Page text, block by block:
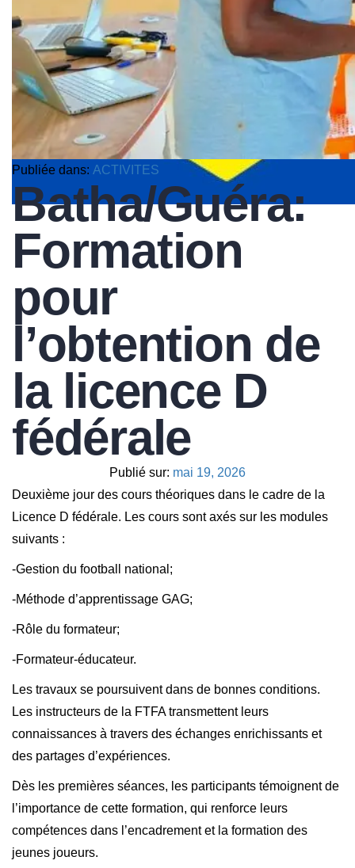
Publiée dans: ACTIVITES
Batha/Guéra:
Formation
pour
l’obtention de
la licence D
fédérale
Publié sur: mai 19, 2026
Deuxième jour des cours théoriques dans le cadre de la
Licence D fédérale. Les cours sont axés sur les modules
suivants :
-Gestion du football national;
-Méthode d’apprentissage GAG;
-Rôle du formateur;
-Formateur-éducateur.
Les travaux se poursuivent dans de bonnes conditions.
Les instructeurs de la FTFA transmettent leurs
connaissances à travers des échanges enrichissants et
des partages d’expériences.
Dès les premières séances, les participants témoignent de
l’importance de cette formation, qui renforce leurs
compétences dans l’encadrement et la formation des
jeunes joueurs.